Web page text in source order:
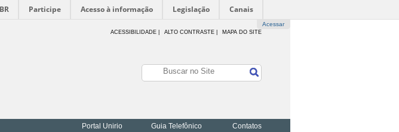
Participe Acesso à informação Legislação Canais
Acessar
ACESSIBILIDADE ALTO CONTRASTE | MAPA DO SITE
Portal Unirio Guia Telefônico Contatos